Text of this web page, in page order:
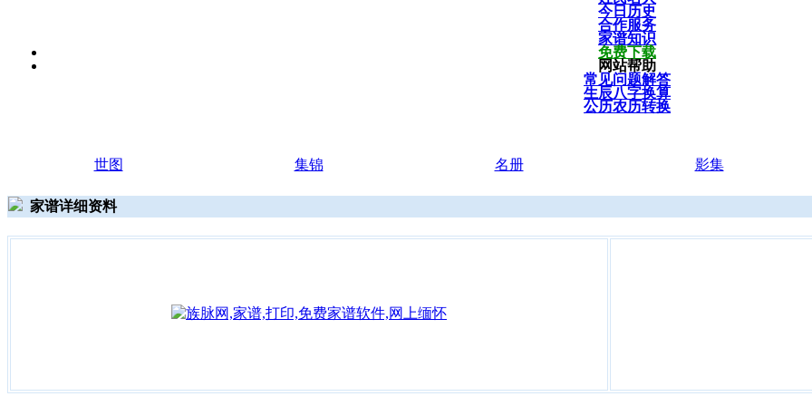
今日历史
合作服务
家谱知识
免费下载
网站帮助
常见问题解答
生辰八字换算
公历农历转换
世图 集锦 名册 影集
家谱详细资料